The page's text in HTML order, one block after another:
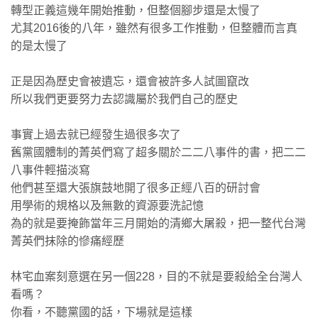
轉型正義這幾年開始推動，但整個腳步還是太慢了
尤其2016後的八年，雖然有很多工作推動，但整體而言真
的是太慢了
正是因為歷史會被遺忘，還會被許多人試圖竄改
所以我們更要努力去認識屬於我們自己的歷史
事實上過去就已經發生過很多次了
舊黨國體制的菁英們寫了超多關於二二八事件的書，把二二
八事件輕描淡寫
他們甚至還大張旗鼓地開了很多正經八百的研討會
用學術的規格以及無數的資源要洗記憶
為的就是要掩飾當年三月開始的清鄉大屠殺，把一整代台灣
菁英們抹除的慘痛經歷
林宅血案刻意選在另一個228，目的不就是要殺給全台灣人
看嗎？
你看，不聽黨國的話，下場就是這樣